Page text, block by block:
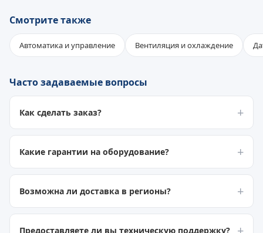
Смотрите также
Автоматика и управление Вентиляция и охлаждение
Часто задаваемые вопросы
Как сделать заказ?
Какие гарантии на оборудование?
Возможна ли доставка в регионы?
Предоставляете ли вы техническую поддержку?